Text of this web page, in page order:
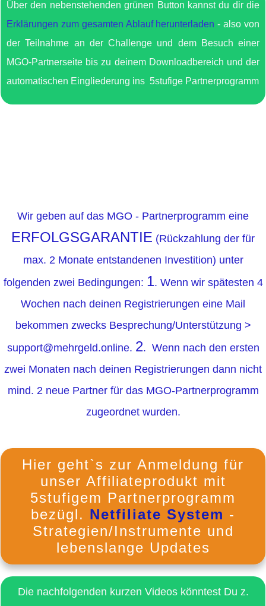
Über den nebenstehenden grünen Button kannst du dir die
Erklärungen zum gesamten Ablauf herunterladen - also von
der Teilnahme an der Challenge und dem Besuch einer
MGO-Partnerseite bis zu deinem Downloadbereich und der
automatischen Eingliederung ins 5stufige Partnerprogramm
Wir geben auf das MGO - Partnerprogramm eine
ERFOLGSGARANTIE (Rückzahlung der für
max. 2 Monate entstandenen Investition) unter
folgenden zwei Bedingungen: 1. Wenn wir spätesten 4
Wochen nach deinen Registrierungen eine Mail
bekommen zwecks Besprechung/Unterstützung >
support@mehrgeld.online. 2. Wenn nach den ersten
zwei Monaten nach deinen Registrierungen dann nicht
mind. 2 neue Partner für das MGO-Partnerprogramm
zugeordnet wurden.
Hier geht`s zur Anmeldung für
unser Affiliateprodukt mit
5stufigem Partnerprogramm
bezügl. Netfiliate System -
Strategien/Instrumente und
lebenslange Updates
Die nachfolgenden kurzen Videos könntest Du z.